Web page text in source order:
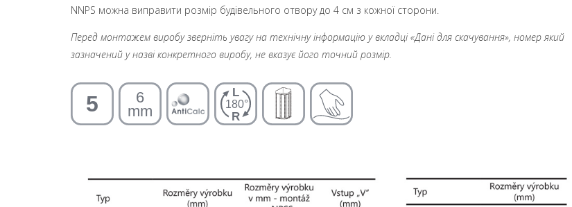
NNPS можна виправити розмір будівельного отвору до 4 см з кожної сторони.
Перед монтажем виробу зверніть увагу на технічну інформацію у вкладці «Дані для скачування», номер який
зазначений у назві конкретного виробу, не вказує його точний розмір.